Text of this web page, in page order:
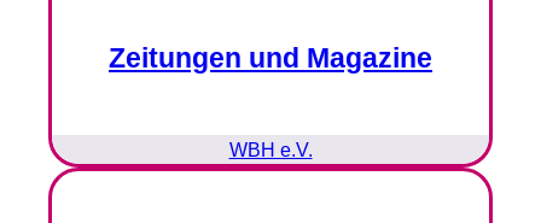
Zeitungen und Magazine
WBH e.V.